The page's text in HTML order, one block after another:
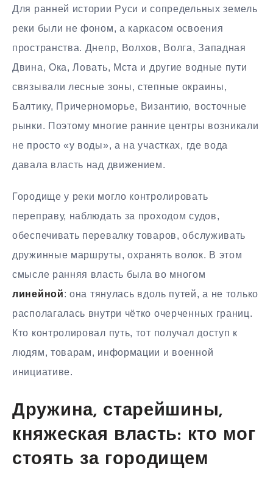
Для ранней истории Руси и сопредельных земель
реки были не фоном, а каркасом освоения
пространства. Днепр, Волхов, Волга, Западная
Двина, Ока, Ловать, Мста и другие водные пути
связывали лесные зоны, степные окраины,
Балтику, Причерноморье, Византию, восточные
рынки. Поэтому многие ранние центры возникали
не просто «у воды», а на участках, где вода
давала власть над движением.
Городище у реки могло контролировать
переправу, наблюдать за проходом судов,
обеспечивать перевалку товаров, обслуживать
дружинные маршруты, охранять волок. В этом
смысле ранняя власть была во многом
линейной: она тянулась вдоль путей, а не только
располагалась внутри чётко очерченных границ.
Кто контролировал путь, тот получал доступ к
людям, товарам, информации и военной
инициативе.
Дружина, старейшины,
княжеская власть: кто мог
стоять за городищем